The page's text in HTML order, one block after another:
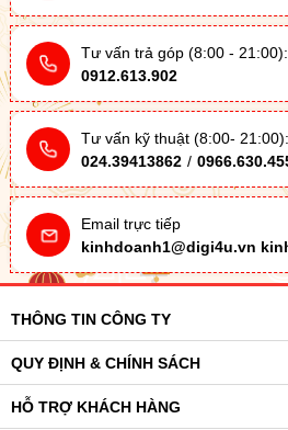
Tư vấn trả góp (8:00 - 21:00):
0912.613.902
Tư vấn kỹ thuật (8:00- 21:00):
024.39413862 /
Email trực tiếp
kinhdoanh1@digi4u.vn
THÔNG TIN CÔNG TY
QUY ĐỊNH & CHÍNH SÁCH
HỖ TRỢ KHÁCH HÀNG